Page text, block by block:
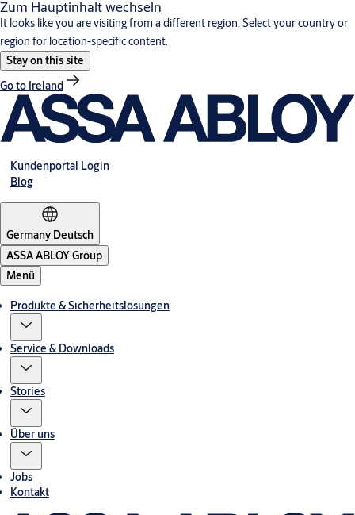
Zum Hauptinhalt wechseln
It looks like you are visiting from a different region. Select your country or
region for location-specific content.
Stay on this site
Go to Ireland
Kundenportal Login
Blog
Germany·Deutsch
ASSA ABLOY Group
Menü
Produkte & Sicherheitslösungen
Service & Downloads
Stories
Über uns
Jobs
Kontakt